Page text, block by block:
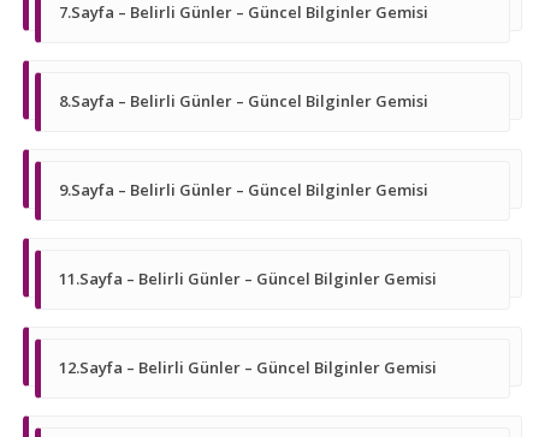
7.Sayfa – Belirli Günler – Güncel Bilginler Gemisi
8.Sayfa – Belirli Günler – Güncel Bilginler Gemisi
9.Sayfa – Belirli Günler – Güncel Bilginler Gemisi
11.Sayfa – Belirli Günler – Güncel Bilginler Gemisi
12.Sayfa – Belirli Günler – Güncel Bilginler Gemisi